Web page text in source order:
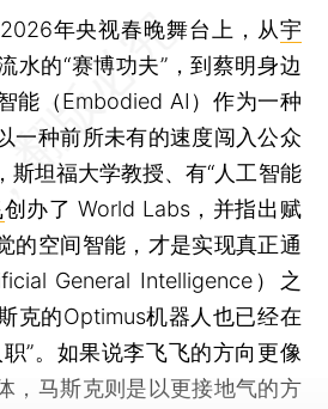
年央视春晚舞台上，从宇
水的“赛博功夫”，到蔡明身边
能（Embodied AI）作为一种
一种前所未有的速度闯入公众
斯坦福大学教授、有“人工智能
创办了 World Labs，并指出赋
的空间智能，才是实现真正通
General Intelligence）之
克的Optimus机器人也已经在
”。如果说李飞飞的方向更像
，马斯克则是以更接地气的方